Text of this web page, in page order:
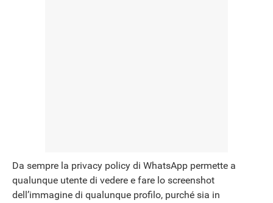
Da sempre la privacy policy di WhatsApp permette a
qualunque utente di vedere e fare lo screenshot
dell’immagine di qualunque profilo, purché sia in